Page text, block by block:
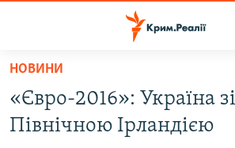
Перейти
основного
матеріалу
ВОДА.КРИМ
НОВИНИ
«Євро-2016»: Україна
Північною Ірландією